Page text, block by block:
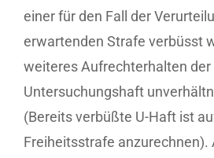
einer für den Fall der
erwartenden Strafe verbüsst
weiteres Aufrechterhalten der
Untersuchungshaft
(Bereits verbüßte U-Haft ist
Freiheitsstrafe anzurechnen).